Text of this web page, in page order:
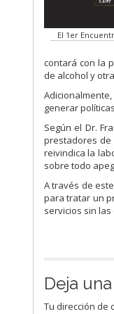
El 1er
contará con la
de alcohol y
generar
Según el Dr.
prestadores de
reivindica la
sobre todo
A través de
para tratar un
servicios sin
Deja
Tu dirección de